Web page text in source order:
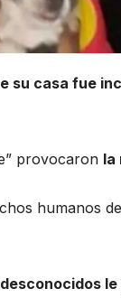
su casa fue
provocaron la
humanos